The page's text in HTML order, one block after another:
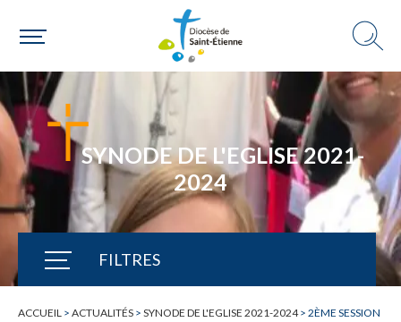
Choisir ma paroisse par commune
Une commune
SYNODE DE L'EGLISE 2021-
2024
FILTRES
TOUTE L'ACTUALITÉ
ACCUEIL > ACTUALITÉS > SYNODE DE L'EGLISE 2021-2024> 2ÈME SESSION